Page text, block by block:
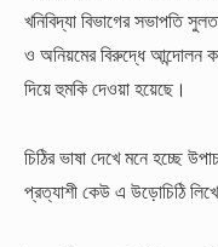
খনিবিদ্যা বিভাগের সভাপতি
ও অনিয়মের বিরুদ্ধে আন্দোলন
দিয়ে হুমকি দেওয়া হয়েছে।
চিঠির ভাষা দেখে মনে হচ্ছে
প্রত্যাশী কেউ এ উড়োচিঠি